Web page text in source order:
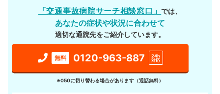
「交通事故病院サーチ相談窓口」では、
あなたの症状や状況に合わせて
適切な通院先をご紹介しています。
無料 0120-963-887
24h
対応
※050に切り替わる場合があります（通話無料）